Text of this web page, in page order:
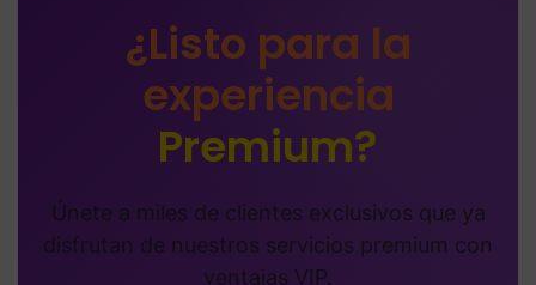
¿Listo para la
experiencia
Premium?
Únete a miles de clientes exclusivos que ya
disfrutan de nuestros servicios premium con
ventajas VIP.